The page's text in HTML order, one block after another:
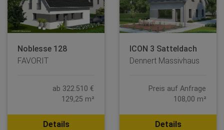
Noblesse 128
FAVORIT
ab 322.510 €
129,25 m²
Details
ICON 3 Satteldach
Dennert Massivhaus
Preis auf Anfrage
108,00 m²
Details